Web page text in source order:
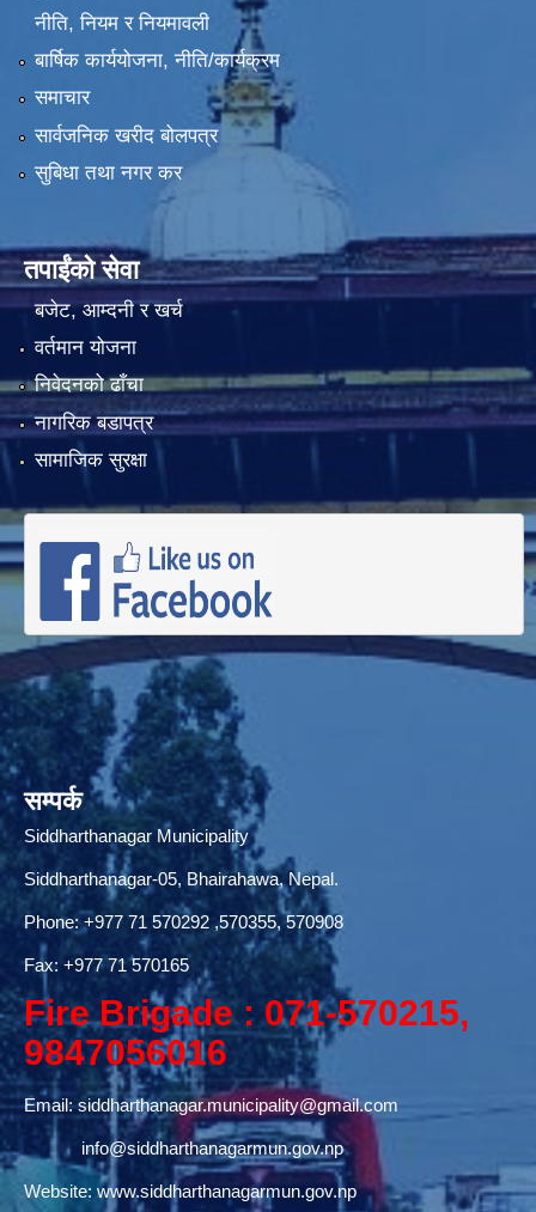
नीति, नियम र नियमावली
बार्षिक कार्ययोजना, नीति/कार्यक्रम
समाचार
सार्वजनिक खरीद बोलपत्र
सुबिधा तथा नगर कर
तपाईंको सेवा
बजेट, आम्दनी र खर्च
वर्तमान योजना
निवेदनको ढाँचा
नागरिक बडापत्र
सामाजिक सुरक्षा
सम्पर्क
Siddharthanagar Municipality
Siddharthanagar-05, Bhairahawa, Nepal.
Phone:+977 71 570292,570355, 570908
Fax: +977 71 570165
Fire Brigade : 071-570215,
9847056016
Email:siddharthanagar.municipality@gmail.com
info@siddharthanagarmun.gov.np
Website: www.siddharthanagarmun.gov.np